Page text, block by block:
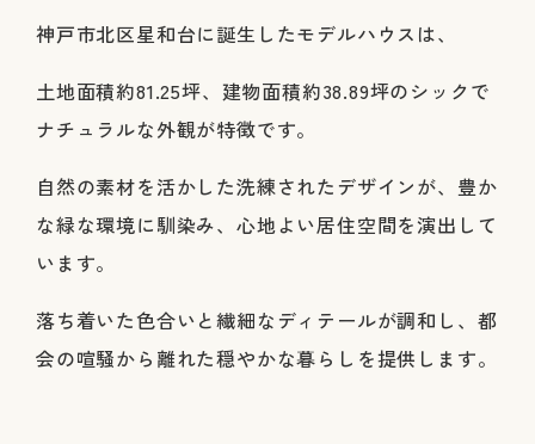
神戸市北区星和台に誕生したモデルハウスは、
土地面積約81.25坪、建物面積約38.89坪のシックで
ナチュラルな外観が特徴です。
自然の素材を活かした洗練されたデザインが、豊か
な緑な環境に馴染み、心地よい居住空間を演出して
います。
落ち着いた色合いと繊細なディテールが調和し、都
会の喧騒から離れた穏やかな暮らしを提供します。